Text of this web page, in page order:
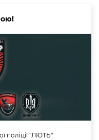
поліції "ЛЮТЬ"